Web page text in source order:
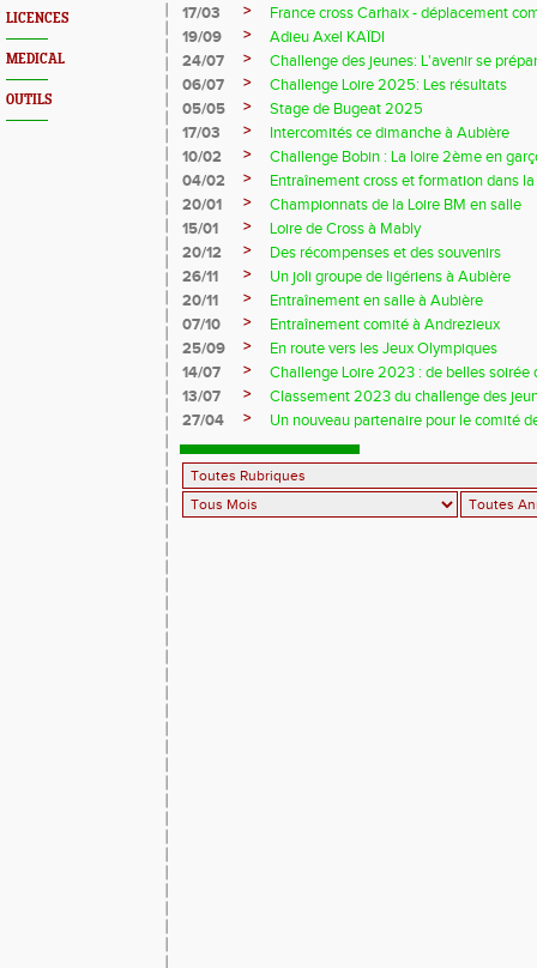
LICENCES
MEDICAL
OUTILS
17/03
>
France cross Carhaix - déplacement
19/09
>
Adieu Axel KAÏDI
24/07
>
Challenge des jeunes: L'avenir se
06/07
>
Challenge Loire 2025: Les résultats
05/05
>
Stage de Bugeat 2025
17/03
>
Intercomités ce dimanche à Aubière
10/02
>
Challenge Bobin : La loire 2ème en
04/02
>
Entraînement cross et formation dans
20/01
>
Championnats de la Loire BM en salle
15/01
>
Loire de Cross à Mably
20/12
>
Des récompenses et des souvenirs
26/11
>
Un joli groupe de ligériens à Aubière
20/11
>
Entraînement en salle à Aubière
07/10
>
Entraînement comité à Andrezieux
25/09
>
En route vers les Jeux Olympiques
14/07
>
Challenge Loire 2023 : de belles soirée
13/07
>
Classement 2023 du challenge des
27/04
> Un nouveau partenaire pour le comité